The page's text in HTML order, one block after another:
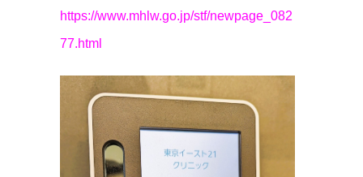
https://www.mhlw.go.jp/stf/newpage_082
77.html